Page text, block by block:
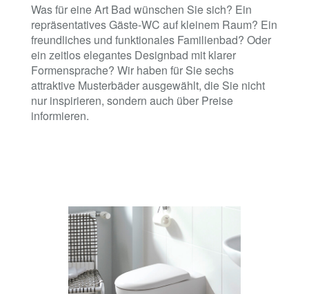
Was für eine Art Bad wünschen Sie sich? Ein
repräsentatives Gäste-WC auf kleinem Raum? Ein
freundliches und funktionales Familienbad? Oder
ein zeitlos elegantes Designbad mit klarer
Formensprache? Wir haben für Sie sechs
attraktive Musterbäder ausgewählt, die Sie nicht
nur inspirieren, sondern auch über Preise
informieren.